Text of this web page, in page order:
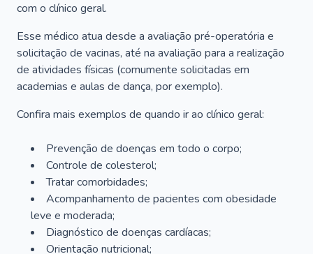
com o clínico geral.
Esse médico atua desde a avaliação pré-operatória e
solicitação de vacinas, até na avaliação para a realização
de atividades físicas (comumente solicitadas em
academias e aulas de dança, por exemplo).
Confira mais exemplos de quando ir ao clínico geral:
Prevenção de doenças em todo o corpo;
Controle de colesterol;
Tratar comorbidades;
Acompanhamento de pacientes com obesidade
leve e moderada;
Diagnóstico de doenças cardíacas;
Orientação nutricional;